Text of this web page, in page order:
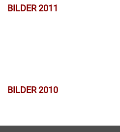
BILDER 2011
BILDER 2010